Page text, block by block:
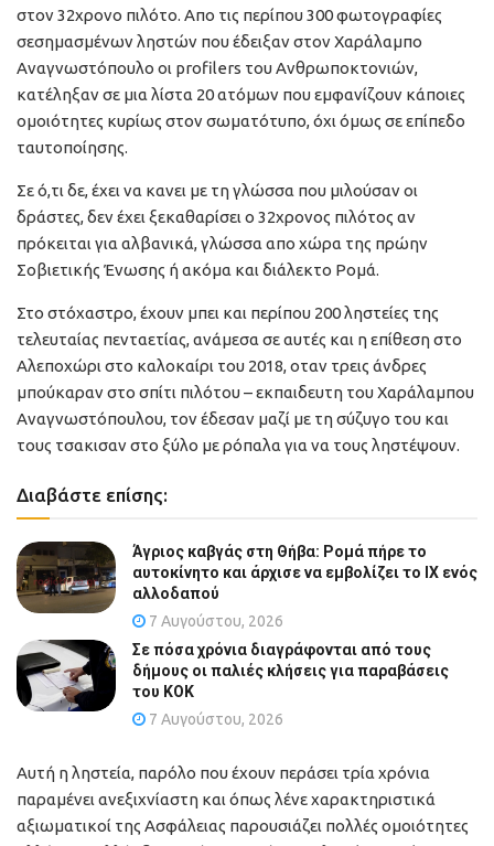
στον 32χρονο πιλότο. Απο τις περίπου 300 φωτογραφίες
σεσημασμένων ληστών που έδειξαν στον Χαράλαμπο
Αναγνωστόπουλο οι profilers του Ανθρωποκτονιών,
κατέληξαν σε μια λίστα 20 ατόμων που εμφανίζουν κάποιες
ομοιότητες κυρίως στον σωματότυπο, όχι όμως σε επίπεδο
ταυτοποίησης.
Σε ό,τι δε, έχει να κανει με τη γλώσσα που μιλούσαν οι
δράστες, δεν έχει ξεκαθαρίσει ο 32χρονος πιλότος αν
πρόκειται για αλβανικά, γλώσσα απο χώρα της πρώην
Σοβιετικής Ένωσης ή ακόμα και διάλεκτο Ρομά.
Στο στόχαστρο, έχουν μπει και περίπου 200 ληστείες της
τελευταίας πενταετίας, ανάμεσα σε αυτές και η επίθεση στο
Αλεποχώρι στο καλοκαίρι του 2018, οταν τρεις άνδρες
μπούκαραν στο σπίτι πιλότου – εκπαιδευτη του Χαράλαμπου
Αναγνωστόπουλου, τον έδεσαν μαζί με τη σύζυγο του και
τους τσακισαν στο ξύλο με ρόπαλα για να τους ληστέψουν.
Διαβάστε επίσης:
Άγριος καβγάς στη Θήβα: Ρομά πήρε το
αυτοκίνητο και άρχισε να εμβολίζει το ΙΧ ενός
αλλοδαπού
7 Αυγούστου, 2026
Σε πόσα χρόνια διαγράφονται από τους
δήμους οι παλιές κλήσεις για παραβάσεις
του ΚΟΚ
7 Αυγούστου, 2026
Αυτή η ληστεία, παρόλο που έχουν περάσει τρία χρόνια
παραμένει ανεξιχνίαστη και όπως λένε χαρακτηριστικά
αξιωματικοί της Ασφάλειας παρουσιάζει πολλές ομοιότητες